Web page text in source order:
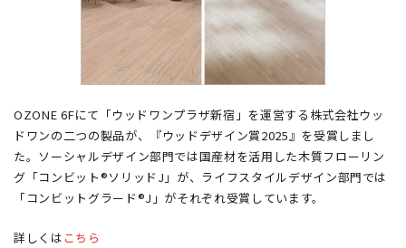
OZONE 6Fにて「ウッドワンプラザ新宿」を運営する株式会社ウッ
ドワンの二つの製品が、『ウッドデザイン賞2025』を受賞しまし
た。ソーシャルデザイン部門では国産材を活用した木質フローリン
グ「コンビット®ソリッドJ」が、ライフスタイルデザイン部門では
「コンビットグラード®J」がそれぞれ受賞しています。
詳しくは こちら